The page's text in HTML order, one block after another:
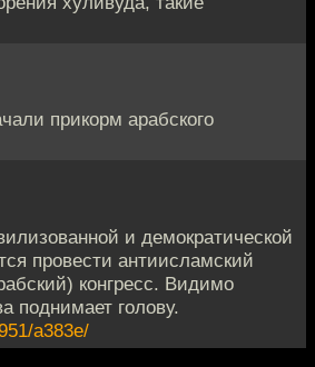
прикорм арабского
и демократической
провести антиисламский
конгресс. Видимо
поднимает голову.
a383e/